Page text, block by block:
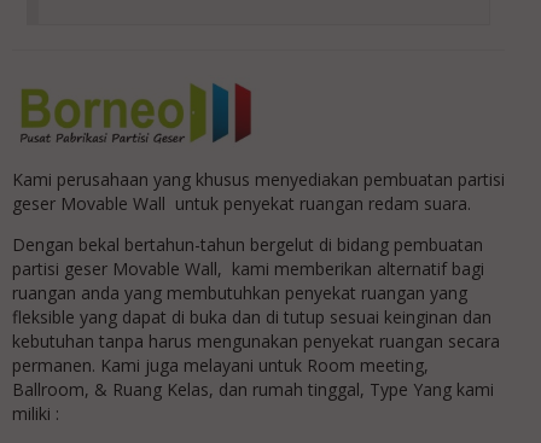
Kami perusahaan yang khusus menyediakan pembuatan partisi
geser Movable Wall untuk penyekat ruangan redam suara.
Dengan bekal bertahun-tahun bergelut di bidang pembuatan
partisi geser Movable Wall, kami memberikan alternatif bagi
ruangan anda yang membutuhkan penyekat ruangan yang
fleksible yang dapat di buka dan di tutup sesuai keinginan dan
kebutuhan tanpa harus mengunakan penyekat ruangan secara
permanen. Kami juga melayani untuk Room meeting,
Ballroom, & Ruang Kelas, dan rumah tinggal, Type Yang kami
miliki :